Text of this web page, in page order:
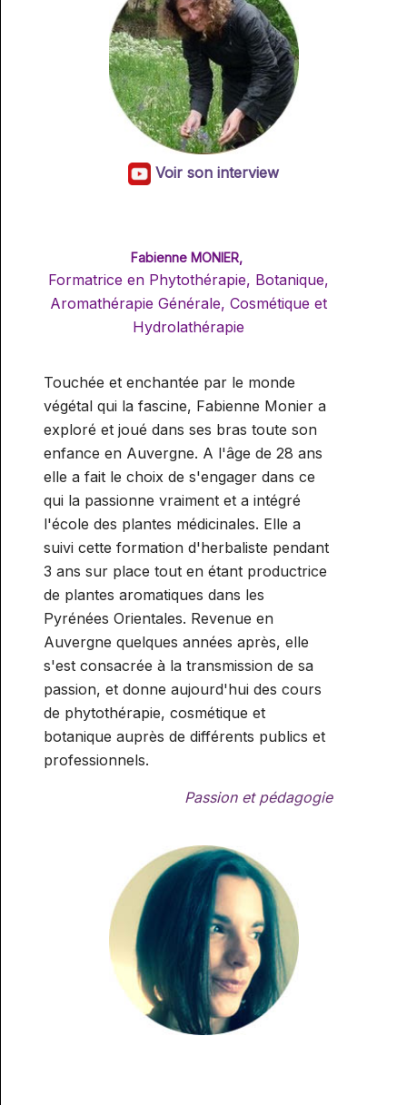
Voir son interview
Fabienne MONIER,
Formatrice en Phytothérapie, Botanique,
Aromathérapie Générale, Cosmétique et
Hydrolathérapie
Touchée et enchantée par le monde
végétal qui la fascine, Fabienne Monier a
exploré et joué dans ses bras toute son
enfance en Auvergne. A l'âge de 28 ans
elle a fait le choix de s'engager dans ce
qui la passionne vraiment et a intégré
l'école des plantes médicinales. Elle a
suivi cette formation d'herbaliste pendant
3 ans sur place tout en étant productrice
de plantes aromatiques dans les
Pyrénées Orientales. Revenue en
Auvergne quelques années après, elle
s'est consacrée à la transmission de sa
passion, et donne aujourd'hui des cours
de phytothérapie, cosmétique et
botanique auprès de différents publics et
professionnels.
Passion et pédagogie